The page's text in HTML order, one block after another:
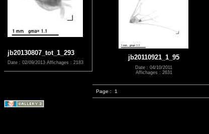
jb20130807_tot_1_293
Date : 02/09/2013 Affichages : 2183
jb20110921_1_95
Date : 04/10/2011
Affichages : 2631
Page : 1